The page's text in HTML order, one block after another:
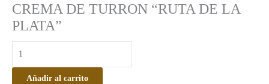
CREMA DE TURRON “RUTA DE LA
PLATA”
Añadir al carrito